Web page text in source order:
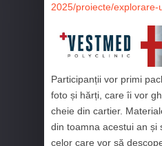
2025/proiecte/explorare-
Participanții vor primi
foto și hărți, care îi vor
cheie din cartier.
din toamna acestui an și
celor care vor să